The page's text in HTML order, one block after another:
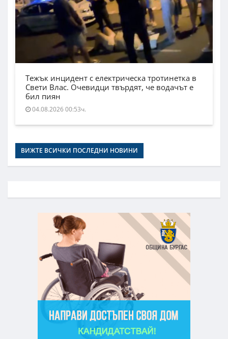
Тежък инцидент с електрическа тротинетка в
Свети Влас. Очевидци твърдят, че водачът е
бил пиян
04.08.2026 00:53ч.
ВИЖТЕ ВСИЧКИ ПОСЛЕДНИ НОВИНИ